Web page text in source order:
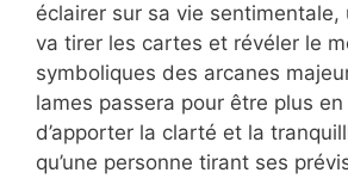
éclairer sur sa vie sentimentale,
va tirer les cartes et révéler le
symboliques des arcanes
lames passera pour être plus en
d’apporter la clarté et la
qu’une personne tirant ses